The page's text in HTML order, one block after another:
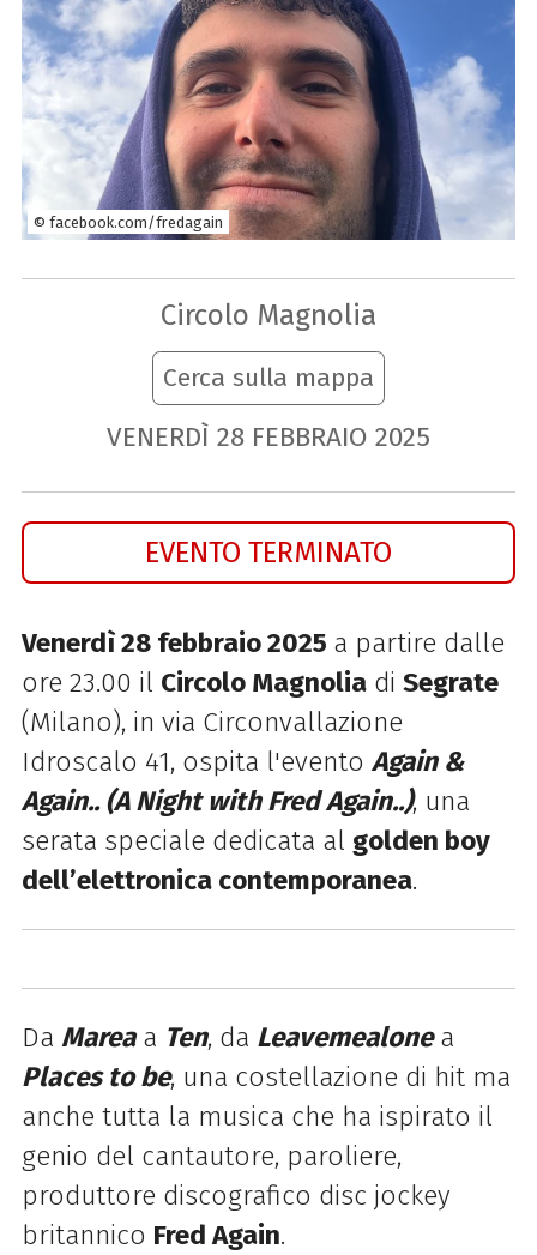
© facebook.com/fredagain
Circolo Magnolia
Cerca sulla mappa
VENERDÌ 28 FEBBRAIO 2025
EVENTO TERMINATO
Venerdì 28 febbraio 2025 a partire dalle
ore 23.00 il Circolo Magnoliadi Segrate
(Milano), in via Circonvallazione
Idroscalo 41, ospita l'evento Again &
Again.. (A Night with Fred Again..), una
serata speciale dedicata al golden boy
dell’elettronica contemporanea.
Da Mareaa Ten, da Leavemealonea
Places to be, una costellazione di hit ma
anche tutta la musica che ha ispirato il
genio del cantautore, paroliere,
produttore discografico disc jockey
britannico Fred Again.